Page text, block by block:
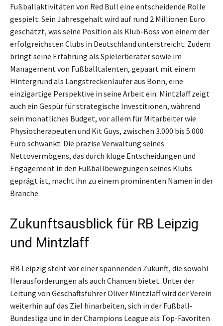
Fußballaktivitäten von Red Bull eine entscheidende Rolle
gespielt. Sein Jahresgehalt wird auf rund 2 Millionen Euro
geschätzt, was seine Position als Klub-Boss von einem der
erfolgreichsten Clubs in Deutschland unterstreicht. Zudem
bringt seine Erfahrung als Spielerberater sowie im
Management von Fußballtalenten, gepaart mit einem
Hintergrund als Langstreckenläufer aus Bonn, eine
einzigartige Perspektive in seine Arbeit ein. Mintzlaff zeigt
auch ein Gespür für strategische Investitionen, während
sein monatliches Budget, vor allem für Mitarbeiter wie
Physiotherapeuten und Kit Guys, zwischen 3.000 bis 5.000
Euro schwankt. Die präzise Verwaltung seines
Nettovermögens, das durch kluge Entscheidungen und
Engagement in den Fußballbewegungen seines Klubs
geprägt ist, macht ihn zu einem prominenten Namen in der
Branche.
Zukunftsausblick für RB Leipzig
und Mintzlaff
RB Leipzig steht vor einer spannenden Zukunft, die sowohl
Herausforderungen als auch Chancen bietet. Unter der
Leitung von Geschäftsführer Oliver Mintzlaff wird der Verein
weiterhin auf das Ziel hinarbeiten, sich in der Fußball-
Bundesliga und in der Champions League als Top-Favoriten